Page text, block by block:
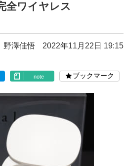
全ワイヤレス
野澤佳悟 2022年11月22日 19:15
note ブックマーク